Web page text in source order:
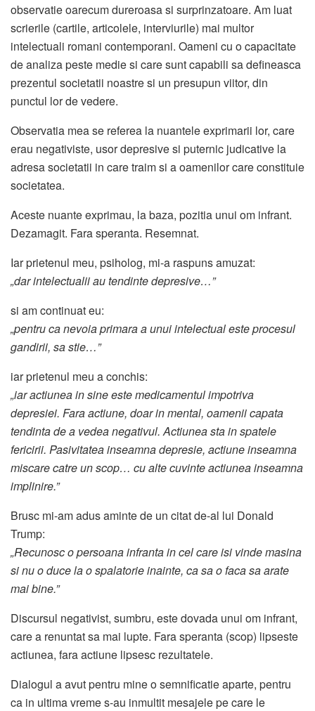
observatie oarecum dureroasa si surprinzatoare. Am luat
scrierile (cartile, articolele, interviurile) mai multor
intelectuali romani contemporani. Oameni cu o capacitate
de analiza peste medie si care sunt capabili sa defineasca
prezentul societatii noastre si un presupun viitor, din
punctul lor de vedere.
Observatia mea se referea la nuantele exprimarii lor, care
erau negativiste, usor depresive si puternic judicative la
adresa societatii in care traim si a oamenilor care constituie
societatea.
Aceste nuante exprimau, la baza, pozitia unui om infrant.
Dezamagit. Fara speranta. Resemnat.
Iar prietenul meu, psiholog, mi-a raspuns amuzat:
„dar intelectualii au tendinte depresive…”
si am continuat eu:
„pentru ca nevoia primara a unui intelectual este procesul
gandirii, sa stie…”
iar prietenul meu a conchis:
„iar actiunea in sine este medicamentul impotriva
depresiei. Fara actiune, doar in mental, oamenii capata
tendinta de a vedea negativul. Actiunea sta in spatele
fericirii. Pasivitatea inseamna depresie, actiune inseamna
miscare catre un scop… cu alte cuvinte actiunea inseamna
implinire.”
Brusc mi-am adus aminte de un citat de-al lui Donald
Trump:
„Recunosc o persoana infranta in cel care isi vinde masina
si nu o duce la o spalatorie inainte, ca sa o faca sa arate
mai bine.”
Discursul negativist, sumbru, este dovada unui om infrant,
care a renuntat sa mai lupte. Fara speranta (scop) lipseste
actiunea, fara actiune lipsesc rezultatele.
Dialogul a avut pentru mine o semnificatie aparte, pentru
ca in ultima vreme s-au inmultit mesajele pe care le